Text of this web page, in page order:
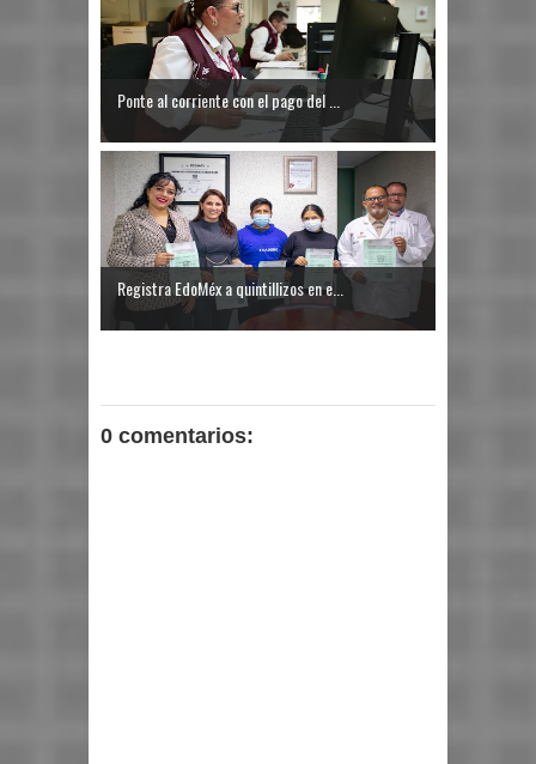
Ponte al corriente con el pago del ...
Registra EdoMéx a quintillizos en e...
0 comentarios: